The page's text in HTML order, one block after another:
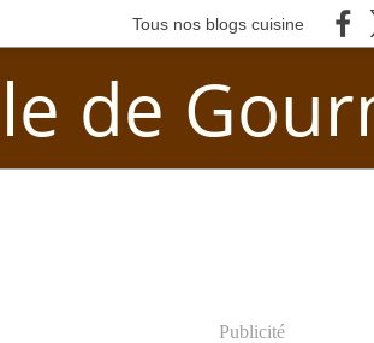
Tous nos blogs cuisine
de
Publicité